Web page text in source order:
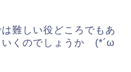
難しい役どころでもあ
いくのでしょうか (*´ω